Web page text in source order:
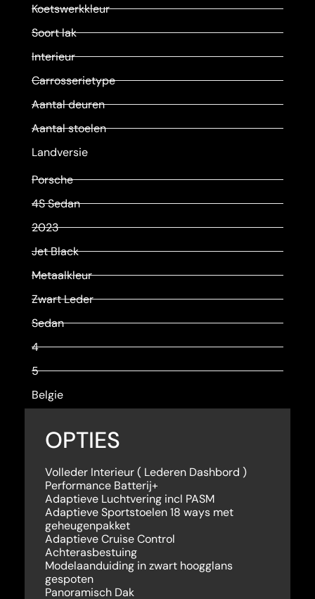
Koetswerkkleur
Soort lak
Interieur
Carrosserietype
Aantal deuren
Aantal stoelen
Landversie
Porsche
4S Sedan
2023
Jet Black
Metaalkleur
Zwart Leder
Sedan
4
5
Belgie
OPTIES
Volleder Interieur ( Lederen Dashbord )
Performance Batterij+
Adaptieve Luchtvering incl PASM
Adaptieve Sportstoelen 18 ways met
geheugenpakket
Adaptieve Cruise Control
Achterasbestuing
Modelaanduiding in zwart hoogglans
gespoten
Panoramisch Dak